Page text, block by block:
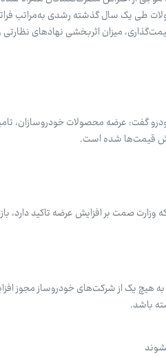
طی یک سال گذشته رشدی به‌مراتب فراتر
میزان اثربخشی نهادهای
گفت: عرضه محصولات خودروسازان،
قیمت‌ها شده است.
صمت بر افزایش عرضه تاکید دارد،
باشد.